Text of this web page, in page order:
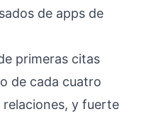
de apps de
primeras citas
de cada cuatro
relaciones, y fuerte